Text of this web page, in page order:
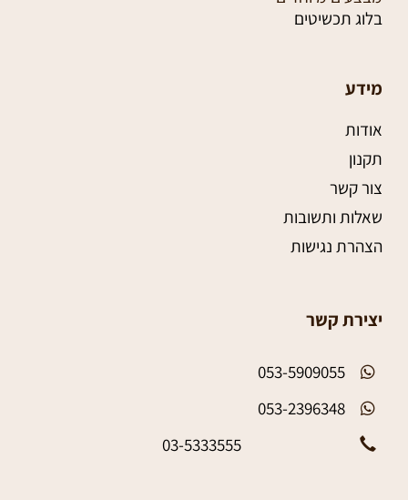
בלוג תכשיטים
מידע
אודות
תקנון
צור קשר
שאלות ותשובות
הצהרת נגישות
יצירת קשר
053-5909055
053-2396348
03-5333555